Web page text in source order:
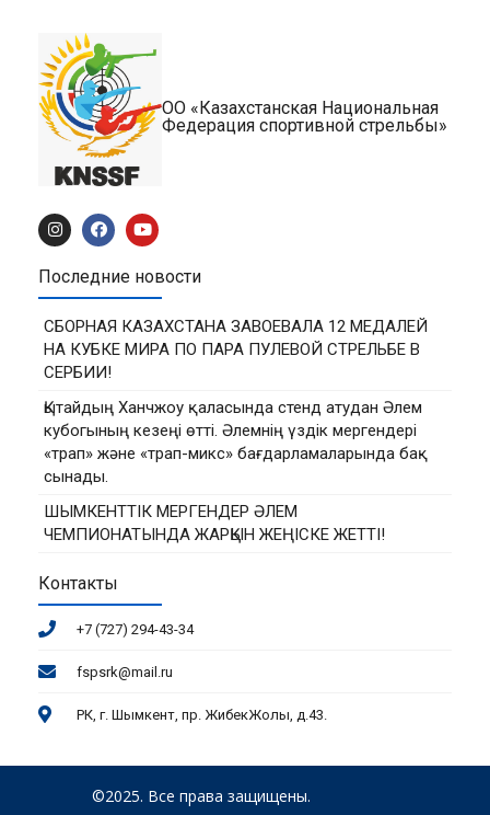
ОО «Казахстанская Национальная
Федерация спортивной стрельбы»
Последние новости
СБОРНАЯ КАЗАХСТАНА ЗАВОЕВАЛА 12 МЕДАЛЕЙ
НА КУБКЕ МИРА ПО ПАРА ПУЛЕВОЙ СТРЕЛЬБЕ В
СЕРБИИ!
Қытайдың Ханчжоу қаласында стенд атудан Әлем
кубогының кезеңі өтті. Әлемнің үздік мергендері
«трап» және «трап-микс» бағдарламаларында бақ
сынады.
ШЫМКЕНТТІК МЕРГЕНДЕР ӘЛЕМ
ЧЕМПИОНАТЫНДА ЖАРҚЫН ЖЕҢІСКЕ ЖЕТТІ!
Контакты
+7 (727) 294-43-34
fspsrk@mail.ru
РК, г. Шымкент, пр. ЖибекЖолы, д.43.
©2025. Все права защищены.